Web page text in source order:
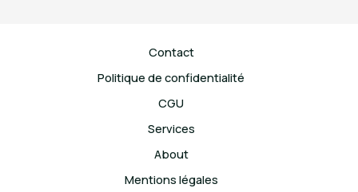
Contact
Politique de confidentialité
CGU
Services
About
Mentions légales